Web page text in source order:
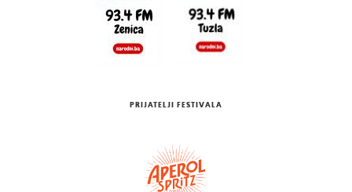
PRIJATELJI FESTIVALA